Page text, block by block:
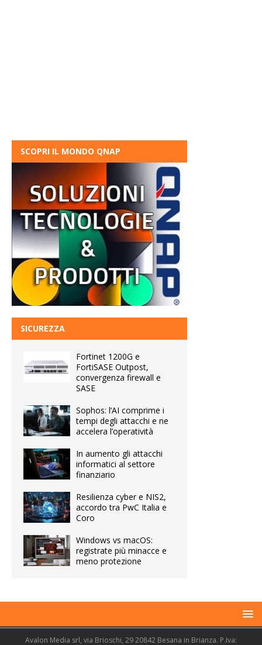
SCOPRI IL MONDO QNAP
SICUREZZA
Fortinet 1200G e
FortiSASE Outpost,
convergenza firewall e
SASE
Sophos: l’AI comprime i
tempi degli attacchi e ne
accelera l’operatività
In aumento gli attacchi
informatici al settore
finanziario
Resilienza cyber e NIS2,
accordo tra PwC Italia e
Coro
Windows vs macOS:
registrate più minacce e
meno protezione
Avalon Media srl, via Brioschi, 29 20842 Besana in Brianza. P.Iva: